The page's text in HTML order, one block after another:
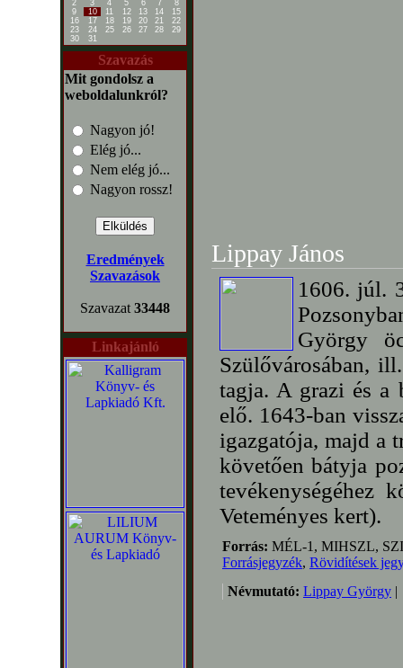
2
3 4 5 6 7
8
9
10 11 12 13 14
15
16
17 18 19 20 21
22
23
24 25 26 27 28
29
30
31
Szavazás
Mit gondolsz a
weboldalunkról?
Nagyon jó!
Elég jó...
Nem elég jó...
Nagyon rossz!
Eredmények
Szavazások
Szavazat 33448
Linkajánló
Lippay János
1606. júl.
György
Szülővárosában,
tagja. A grazi és a
elő. 1643-ban
igazgatója, majd a
követően bátyja
tevékenységéhez
Veteményes kert).
Forrás: MÉL-1, MIHSZL,
Forrásjegyzék, Rövidítések
Névmutató: Lippay György |